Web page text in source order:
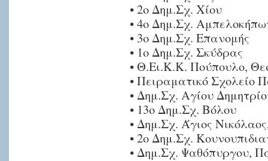
• 2ο Δημ.Σχ. Χίου
• 4ο Δημ.Σχ.
• 3ο Δημ.Σχ. Επανομής
• 1ο Δημ.Σχ. Σκύδρας
• Θ.Ει.Κ.Κ. Πούπουλο,
• Πειραματικό Σχολείο
• Δημ.Σχ. Αγίου
• 13ο Δημ.Σχ. Βόλου
• Δημ.Σχ. Άγιος
• 2ο Δημ.Σχ.
• Δημ.Σχ. Ψαθόπυργου,